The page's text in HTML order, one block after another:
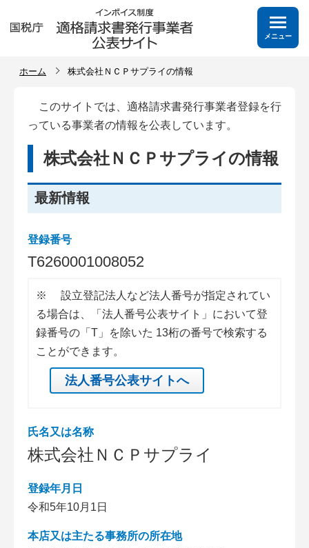
メニュー
ホーム 株式会社ＮＣＰサプライの情報
このサイトでは、適格請求書発行事業者登録を行
っている事業者の情報を公表しています。
株式会社ＮＣＰサプライの情報
最新情報
登録番号
T6260001008052
※
設立登記法人など法人番号が指定されてい
る場合は、「法人番号公表サイト」において登
録番号の「T」を除いた 13桁の番号で検索する
ことができます。
法人番号公表サイトへ
氏名又は名称
株式会社ＮＣＰサプライ
登録年月日
令和5年10月1日
本店又は主たる事務所の所在地